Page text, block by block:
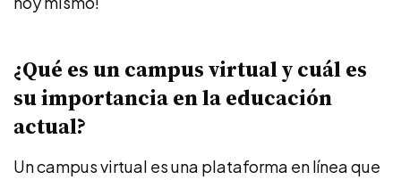
¿Qué es un campus virtual y cuál es
su importancia en la educación
actual?
Un campus virtual es una plataforma en línea que